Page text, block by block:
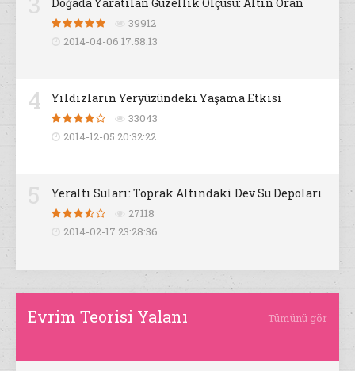
Doğada Yaratılan Güzellik Ölçüsü: Altın Oran
39912
2014-04-06 17:58:13
4 Yıldızların Yeryüzündeki Yaşama Etkisi
33043
2014-12-05 20:32:22
Yeraltı Suları: Toprak Altındaki Dev Su Depoları
27118
2014-02-17 23:28:36
Evrim Teorisi Yalanı Tümünü gör